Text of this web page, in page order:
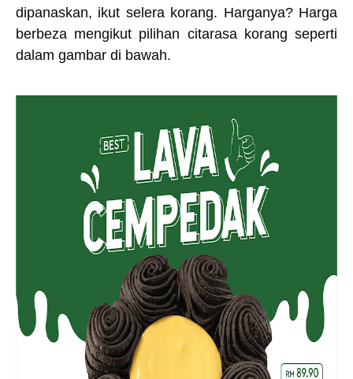
dipanaskan, ikut selera korang. Harganya? Harga
berbeza mengikut pilihan citarasa korang seperti
dalam gambar di bawah.